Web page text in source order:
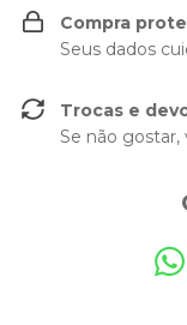
Compra
Seus dados
Trocas e
Se não